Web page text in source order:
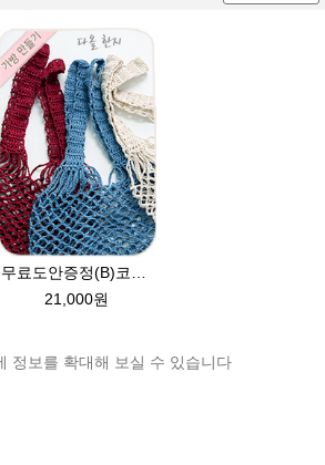
무료도안증정(B)코바늘 그물가방 네트백 패키지 (종이도안+ ★다올한지 3타래)/코바늘가방/코바늘 그물가방 도안/그물백 니트가방/코바늘뜨기
21,000원
정보를 확대해 보실 수 있습니다